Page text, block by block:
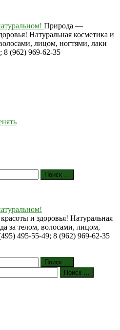
Природа —
Натуральная косметика и
лицом, ногтями, лаки
8 (962) 969-62-35
Поиск …
и здоровья! Натуральная
за телом, волосами, лицом,
495-55-49; 8 (962) 969-62-35
Поиск …
Поиск …